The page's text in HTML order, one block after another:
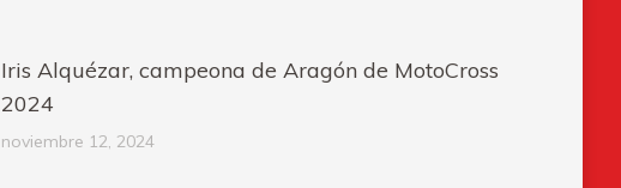
Iris Alquézar, campeona de Aragón de MotoCross
2024
noviembre 12, 2024